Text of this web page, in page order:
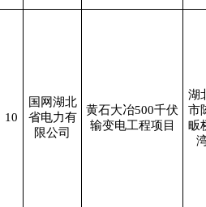
10
国网湖北
省电力有
限公司
黄石大冶500千伏
输变电工程项目
湖
市
畈